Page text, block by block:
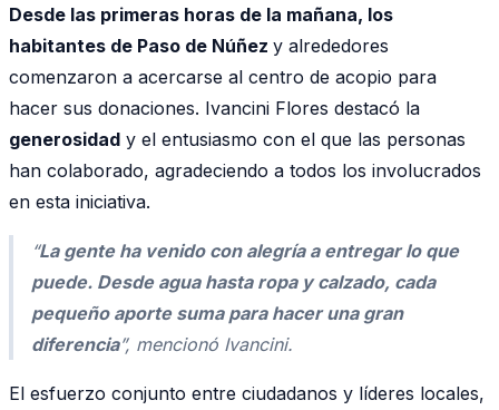
Desde las primeras horas de la mañana, los
habitantes de Paso de Núñez y alrededores
comenzaron a acercarse al centro de acopio para
hacer sus donaciones. Ivancini Flores destacó la
generosidad y el entusiasmo con el que las personas
han colaborado, agradeciendo a todos los involucrados
en esta iniciativa.
“La gente ha venido con alegría a entregar lo que
puede. Desde agua hasta ropa y calzado, cada
pequeño aporte suma para hacer una gran
diferencia”, mencionó Ivancini.
El esfuerzo conjunto entre ciudadanos y líderes locales,